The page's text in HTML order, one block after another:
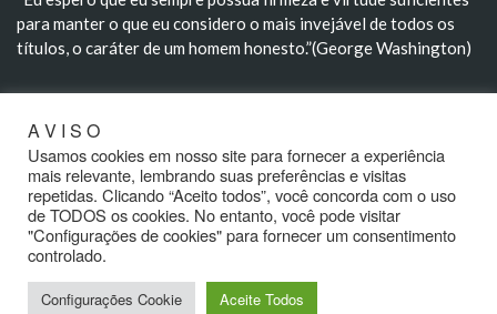
para manter o que eu considero o mais invejável de todos os
títulos, o caráter de um homem honesto.”(George Washington)
“A morte não extingue, transforma; não aniquila, renova; não
divorcia, aproxima.” (Rui Barbosa)
A V I S O
Usamos cookies em nosso site para fornecer a experiência
mais relevante, lembrando suas preferências e visitas
repetidas. Clicando “Aceito todos”, você concorda com o uso
de TODOS os cookies. No entanto, você pode visitar
"Configurações de cookies" para fornecer um consentimento
controlado.
Configurações Cookie Aceite Todos